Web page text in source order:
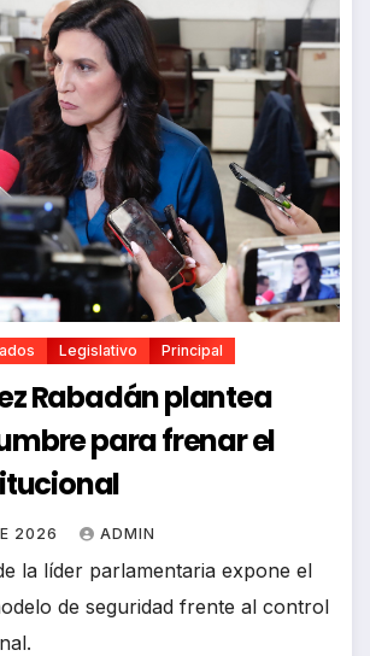
Legislativo Principal
Rabadán plantea
para frenar el
2026 ADMIN
la líder parlamentaria expone el
de seguridad frente al control